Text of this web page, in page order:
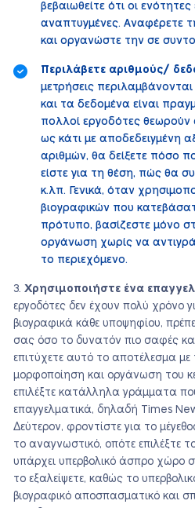
βεβαιωθείτε ότι οι
αναπτυγμένες. Αναφέρετε
και οργανώστε την σε
Περιλάβετε αριθμούς/
μετρήσεις
και τα δεδομένα είναι
πολλοί εργοδότες
ως κάτι με αποδεδειγμένη
αριθμών, θα δείξετε πόσο
είστε για τη θέση, πώς θα
κ.λπ. Γενικά, όταν
βιογραφικών που
πρότυπο, βασίζεστε μόνο
οργάνωση χωρίς να
το περιεχόμενο.
Χρησιμοποιήστε ένα
εργοδότες δεν έχουν πολύ χρόνο
βιογραφικά κάθε υποψηφίου,
σας όσο το δυνατόν πιο σαφές
επιτύχετε αυτό το αποτέλεσμα
μορφοποίηση και οργάνωση του
επιλέξτε κατάλληλα γράμματα
επαγγελματικά, δηλαδή Times
Δεύτερον, φροντίστε για το
το αναγνωστικό, οπότε
υπάρχει υπερβολικό άσπρο χώρο
το εξαλείψετε, καθώς το
βιογραφικό αποσπασματικό και